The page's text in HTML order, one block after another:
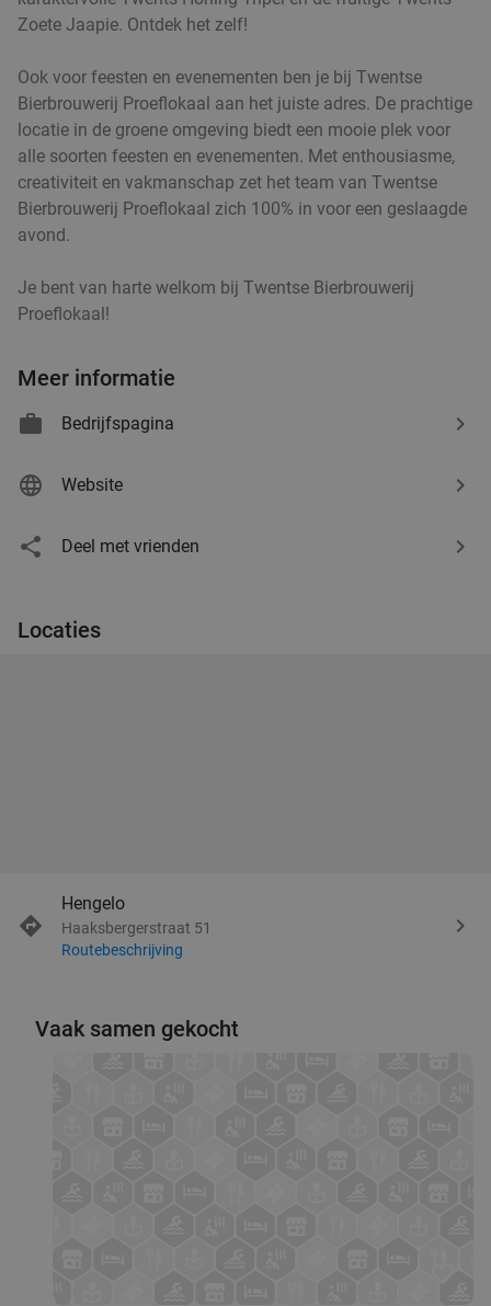
Zoete Jaapie. Ontdek het zelf!
Ook voor feesten en evenementen ben je bij Twentse
Bierbrouwerij Proeflokaal aan het juiste adres. De prachtige
locatie in de groene omgeving biedt een mooie plek voor
alle soorten feesten en evenementen. Met enthousiasme,
creativiteit en vakmanschap zet het team van Twentse
Bierbrouwerij Proeflokaal zich 100% in voor een geslaagde
avond.
Je bent van harte welkom bij Twentse Bierbrouwerij
Proeflokaal!
Meer informatie
Bedrijfspagina
Website
Deel met vrienden
Locaties
Hengelo
Haaksbergerstraat 51
Routebeschrijving
Vaak samen gekocht